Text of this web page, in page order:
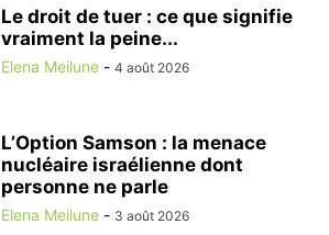
Le droit de tuer : ce que signifie
vraiment la peine...
Elena Meilune - 4 août 2026
L’Option Samson : la menace
nucléaire israélienne dont
personne ne parle
Elena Meilune - 3 août 2026